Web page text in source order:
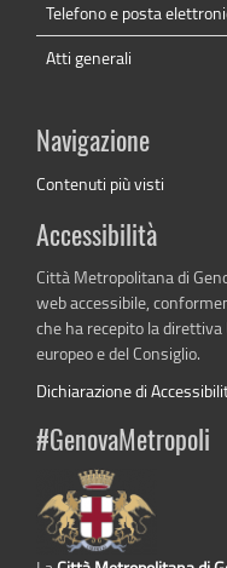
Telefono e posta
Atti generali
Navigazione
Contenuti più visti
Accessibilità
Città Metropolitana di
web accessibile,
che ha recepito la
europeo e del Consiglio.
Dichiarazione di
#GenovaMetropoli